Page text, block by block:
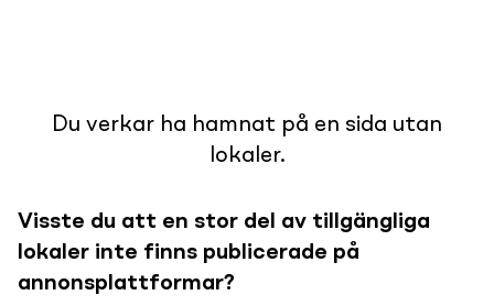
Du verkar ha hamnat på en sida utan
lokaler.
Visste du att en stor del av tillgängliga
lokaler inte finns publicerade på
annonsplattformar?